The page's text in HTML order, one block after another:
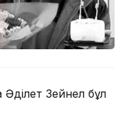
Әділет Зейнел бұл